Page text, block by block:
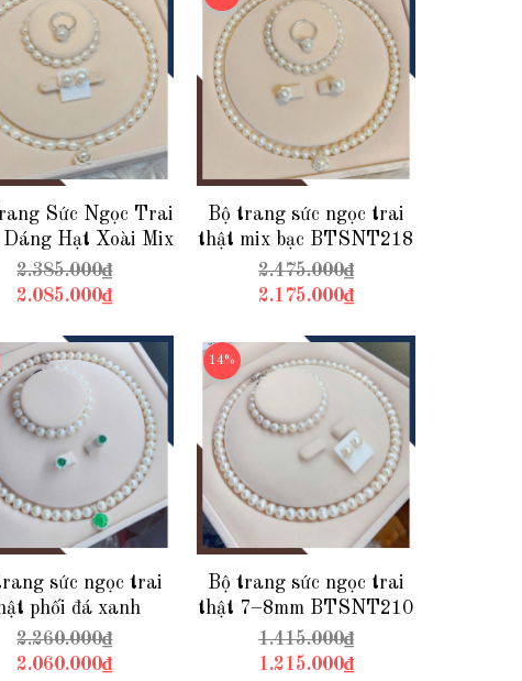
Sức Ngọc Trai
Hạt Xoài Mix
BTSNT219 –
Lịch & Tinh Tế
2.385.000₫
2.085.000₫
Bộ trang sức ngọc trai
thật mix bạc BTSNT218
– món quà ý nghĩa cho
ngày 8/3, 20/10
2.475.000₫
2.175.000₫
sức ngọc trai
phối đá xanh
– Lựa chọn
hảo cho quý cô
2.260.000₫
2.060.000₫
14%
Bộ trang sức ngọc trai
thật 7–8mm BTSNT210
– Nhiều màu lựa chọn
theo phong cách
1.415.000₫
1.215.000₫